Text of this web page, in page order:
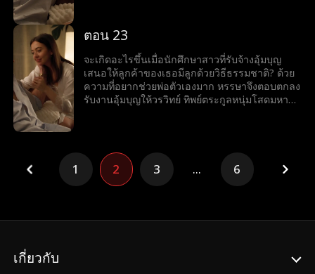
เลือนลาง หรรษาก็พบว่าตัวเองไม่อาจต้านทาน
รวิทย์รู้สึกเหมือนกันหรือเปล่า?
ตอน 23
จะเกิดอะไรขึ้นเมื่อนักศึกษาสาวที่รับจ้างอุ้มบุญ
เสนอให้ลูกค้าของเธอมีลูกด้วยวิธีธรรมชาติ? ด้วย
ความที่อยากช่วยพ่อตัวเองมาก หรรษาจึงตอบตกลง
รับงานอุ้มบุญให้วรวิทย์ ทิพย์ตระกูลหนุ่มโสดมหา
เสน่ห์ของวรวิทย์ได้ แต่ลึก ๆ ในใจก็ยังมีคำถามว่าว
รวิทย์รู้สึกเหมือนกันหรือเปล่า?
1 2 3 ... 6
เกี่ยวกับ